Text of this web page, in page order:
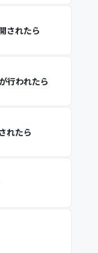
されたら
行われたら
れたら